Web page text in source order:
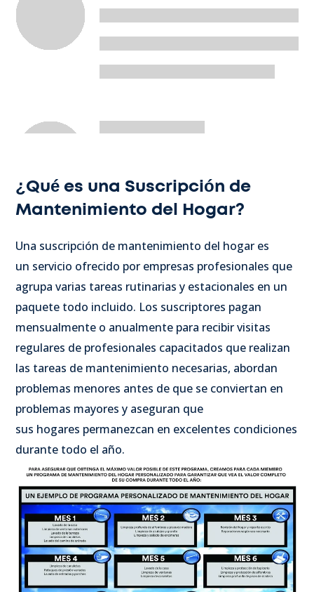
¿Qué es una Suscripción de
Mantenimiento del Hogar?
Una suscripción de mantenimiento del hogar es
un servicio ofrecido por empresas profesionales que
agrupa varias tareas rutinarias y estacionales en un
paquete todo incluido. Los suscriptores pagan
mensualmente o anualmente para recibir visitas
regulares de profesionales capacitados que realizan
las tareas de mantenimiento necesarias, abordan
problemas menores antes de que se conviertan en
problemas mayores y aseguran que
sus hogares permanezcan en excelentes condiciones
durante todo el año.